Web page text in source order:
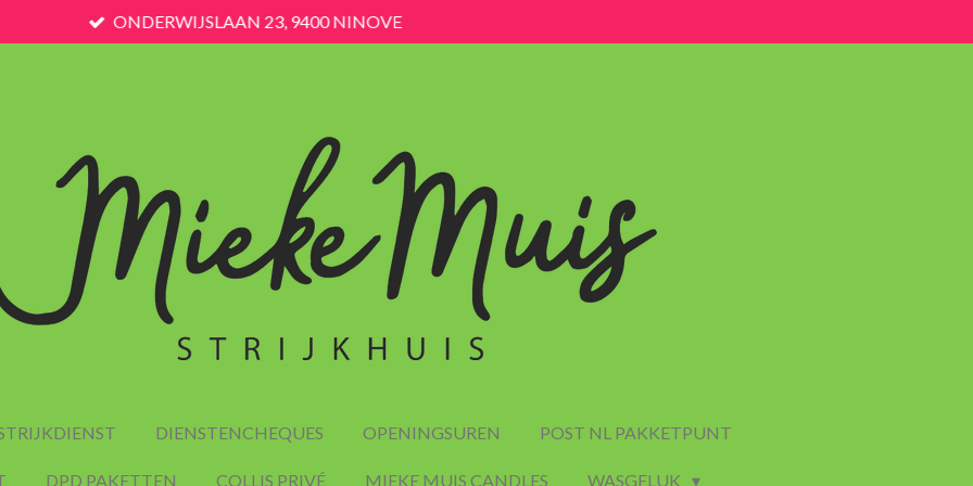
ONDERWIJSLAAN 23, 9400 NINOVE
DIENSTENCHEQUES OPENINGSUREN POST NL PAKKETPUNT
DPD PAKETTEN COLLIS PRIVÉ MIEKE MUIS CANDLES WASGELUK